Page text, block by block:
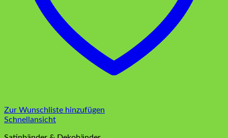
Zur Wunschliste hinzufügen
Schnellansicht